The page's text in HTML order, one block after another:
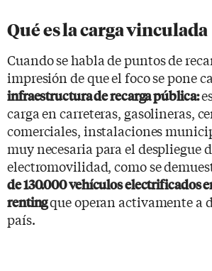
Qué es la carga vinculada
Cuando se habla de puntos de
impresión de que el foco se pone
infraestructura de recarga pública:
carga en carreteras, gasolineras,
comerciales, instalaciones
muy necesaria para el despliegue
electromovilidad, como se
de 130.000 vehículos electrificados
rentingque operan activamente a
país.